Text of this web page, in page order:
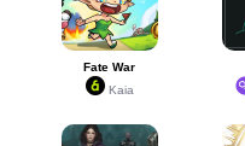
Fate War
Kaia